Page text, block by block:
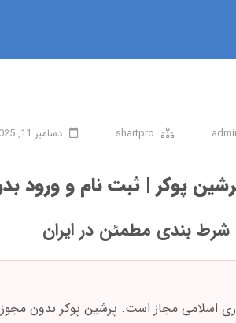
shartpro دسامبر 11, 2025
پوکر | ثبت نام و ورود
شرط بندی مطمئن در ایران
اسلامی مجاز است. پرشین پوکر بدون